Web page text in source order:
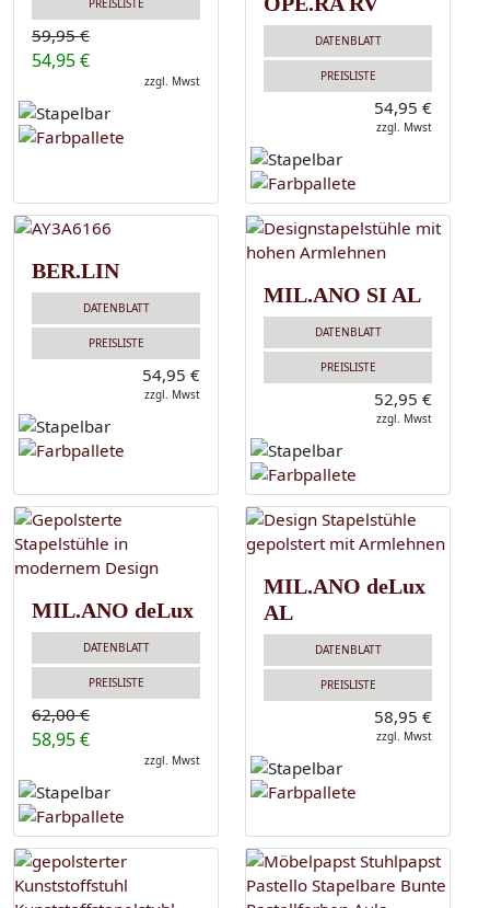
PREISLISTE
59,95 €
54,95 €
zzgl. Mwst
DATENBLATT
PREISLISTE
54,95 €
zzgl. Mwst
BER.LIN
DATENBLATT
PREISLISTE
54,95 €
zzgl. Mwst
MIL.ANO SI AL
DATENBLATT
PREISLISTE
52,95 €
zzgl. Mwst
MIL.ANO deLux
DATENBLATT
PREISLISTE
62,00 €
58,95 €
zzgl. Mwst
MIL.ANO deLux
AL
DATENBLATT
PREISLISTE
58,95 €
zzgl. Mwst